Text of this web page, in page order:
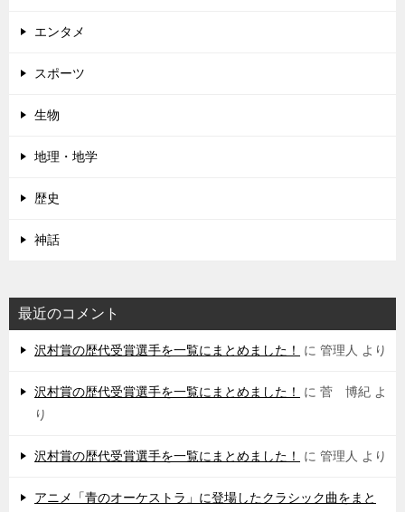
エンタメ
スポーツ
生物
地理・地学
歴史
神話
最近のコメント
沢村賞の歴代受賞選手を一覧にまとめました！ に 管理人 より
沢村賞の歴代受賞選手を一覧にまとめました！ に 菅 博紀 よ
り
沢村賞の歴代受賞選手を一覧にまとめました！ に 管理人 より
アニメ「青のオーケストラ」に登場したクラシック曲をまと